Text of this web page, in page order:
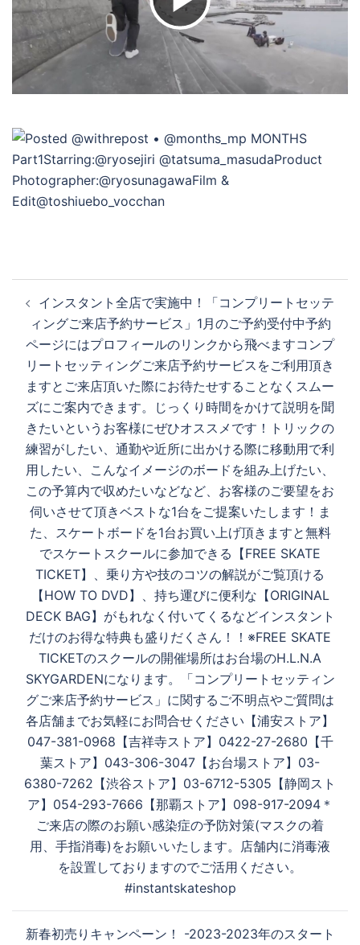
デ
を
生
す
る
稿
ビ
ゲ
ー
シ
ョ
ン
インスタント全店で実施中！「コンプリートセッテ
ィングご来店予約サービス」1月のご予約受付中予約
ページにはプロフィールのリンクから飛べますコンプ
リートセッティングご来店予約サービスをご利用頂き
ますとご来店頂いた際にお待たせすることなくスムー
ズにご案内できます。じっくり時間をかけて説明を聞
きたいというお客様にぜひオススメです！トリックの
練習がしたい、通勤や近所に出かける際に移動用で利
用したい、こんなイメージのボードを組み上げたい、
この予算内で収めたいなどなど、お客様のご要望をお
伺いさせて頂きベストな1台をご提案いたします！ま
た、スケートボードを1台お買い上げ頂きますと無料
でスケートスクールに参加できる【FREE SKATE
TICKET】、乗り方や技のコツの解説がご覧頂ける
【HOW TO DVD】、持ち運びに便利な【ORIGINAL
DECK BAG】がもれなく付いてくるなどインスタント
だけのお得な特典も盛りだくさん！！※FREE SKATE
TICKETのスクールの開催場所はお台場のH.L.N.A
SKYGARDENになります。「コンプリートセッティン
グご来店予約サービス」に関するご不明点やご質問は
各店舗までお気軽にお問合せください【浦安ストア】
047-381-0968【吉祥寺ストア】0422-27-2680【千
葉ストア】043-306-3047【お台場ストア】03-
6380-7262【渋谷ストア】03-6712-5305【静岡スト
ア】054-293-7666【那覇ストア】098-917-2094＊
ご来店の際のお願い感染症の予防対策(マスクの着
用、手指消毒)をお願いいたします。店舗内に消毒液
を設置しておりますのでご活用ください。
#instantskateshop
新春初売りキャンペーン！ -2023-2023年のスタート